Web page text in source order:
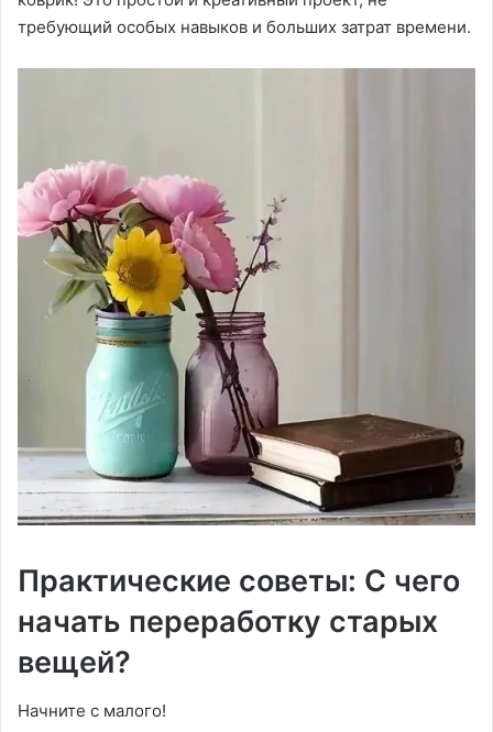
требующий особых навыков и больших затрат времени.
Практические советы: С чего
начать переработку старых
вещей?
Начните с малого!